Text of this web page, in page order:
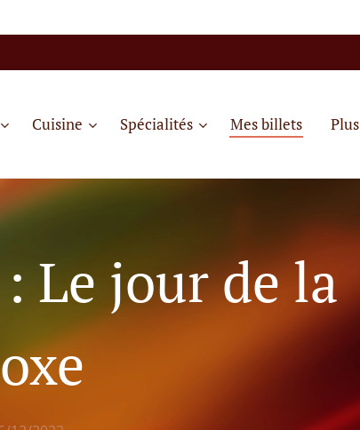
Cuisine Spécialités Mes billets Plus
Le jour de la